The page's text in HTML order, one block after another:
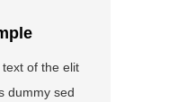
of the elit
dummy sed